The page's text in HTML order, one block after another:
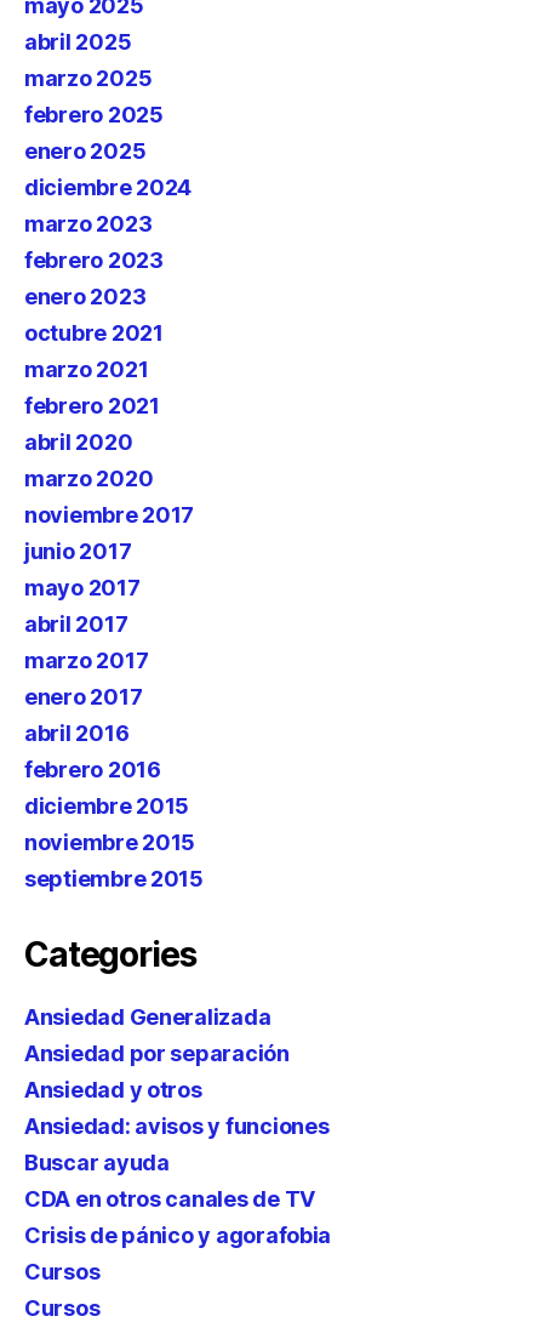
mayo 2025
abril 2025
marzo 2025
febrero 2025
enero 2025
diciembre 2024
marzo 2023
febrero 2023
enero 2023
octubre 2021
marzo 2021
febrero 2021
abril 2020
marzo 2020
noviembre 2017
junio 2017
mayo 2017
abril 2017
marzo 2017
enero 2017
abril 2016
febrero 2016
diciembre 2015
noviembre 2015
septiembre 2015
Categories
Ansiedad Generalizada
Ansiedad por separación
Ansiedad y otros
Ansiedad: avisos y funciones
Buscar ayuda
CDA en otros canales de TV
Crisis de pánico y agorafobia
Cursos
Cursos